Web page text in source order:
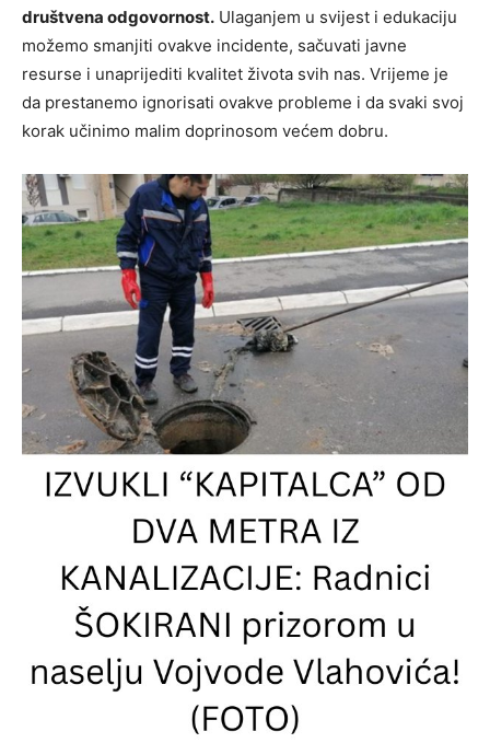
društvena odgovornost. Ulaganjem u svijest i edukaciju
možemo smanjiti ovakve incidente, sačuvati javne
resurse i unaprijediti kvalitet života svih nas. Vrijeme je
da prestanemo ignorisati ovakve probleme i da svaki svoj
korak učinimo malim doprinosom većem dobru.